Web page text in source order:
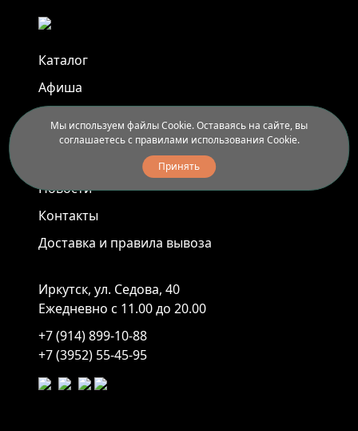
Каталог
Афиша
Услуги
Новости
Контакты
Доставка и правила вывоза
Иркутск, ул. Седова, 40
Ежедневно с 11.00 до 20.00
+7 (914) 899-10-88
+7 (3952) 55-45-95
Мы используем файлы Cookie. Оставаясь на сайте, вы
соглашаетесь с правилами использования Cookie.
Принять